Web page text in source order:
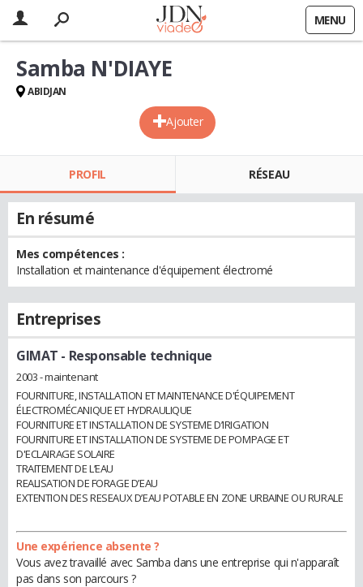
MENU
Ajouter
Samba N'DIAYE
ABIDJAN
PROFIL RÉSEAU
En résumé
Mes compétences :
Installation et maintenance d'équipement électromé
Entreprises
GIMAT - Responsable technique
2003 - maintenant
FOURNITURE, INSTALLATION ET MAINTENANCE D'ÉQUIPEMENT
ÉLECTROMÉCANIQUE ET HYDRAULIQUE
FOURNITURE ET INSTALLATION DE SYSTEME D’IRIGATION
FOURNITURE ET INSTALLATION DE SYSTEME DE POMPAGE ET
D'ECLAIRAGE SOLAIRE
TRAITEMENT DE L’EAU
REALISATION DE FORAGE D’EAU
EXTENTION DES RESEAUX D’EAU POTABLE EN ZONE URBAINE OU RURALE
Une expérience absente ?
Vous avez travaillé avec Samba dans une entreprise qui n'apparaît
pas dans son parcours ?